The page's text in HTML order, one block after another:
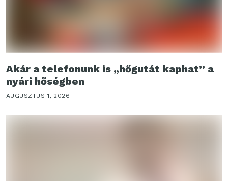
Akár a telefonunk is „hőgutát kaphat” a
nyári hőségben
AUGUSZTUS 1, 2026